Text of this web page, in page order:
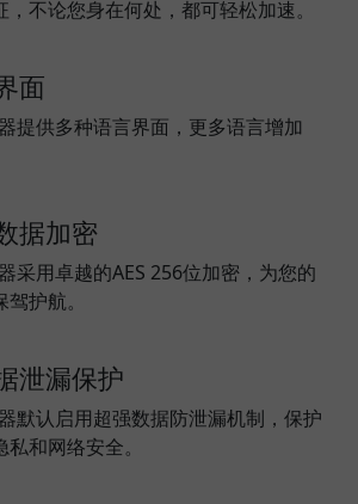
，不论您身在何处，都可轻松加速。
面
提供多种语言界面，更多语言增加
据加密
采用卓越的AES 256位加密，为您的
护航。
泄漏保护
默认启用超强数据防泄漏机制，保护
和网络安全。